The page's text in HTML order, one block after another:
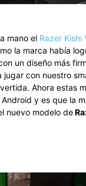
mano el Razer Kishi
la marca había
un diseño más
con nuestro
Ahora estas
y es que la
nuevo modelo de